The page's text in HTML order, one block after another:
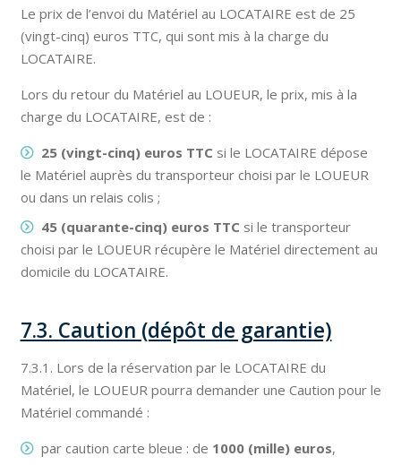
Le prix de l’envoi du Matériel au LOCATAIRE est de 25
(vingt-cinq) euros TTC, qui sont mis à la charge du
LOCATAIRE.
Lors du retour du Matériel au LOUEUR, le prix, mis à la
charge du LOCATAIRE, est de :
25 (vingt-cinq) euros TTC si le LOCATAIRE dépose
le Matériel auprès du transporteur choisi par le LOUEUR
ou dans un relais colis ;
45 (quarante-cinq) euros TTC si le transporteur
choisi par le LOUEUR récupère le Matériel directement au
domicile du LOCATAIRE.
7.3. Caution (dépôt de garantie)
7.3.1. Lors de la réservation par le LOCATAIRE du
Matériel, le LOUEUR pourra demander une Caution pour le
Matériel commandé :
par caution carte bleue : de 1000 (mille) euros,